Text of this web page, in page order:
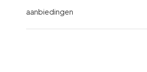
aanbiedingen